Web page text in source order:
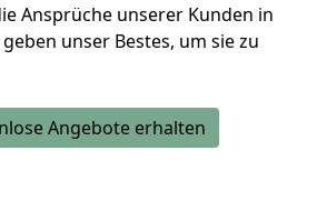
Ansprüche unserer Kunden in
unser Bestes, um sie zu
Angebote erhalten